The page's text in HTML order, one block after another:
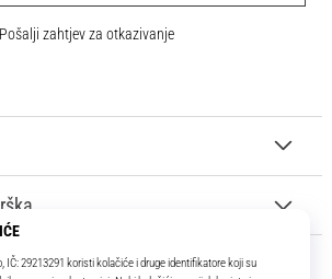
Pošalji zahtjev za otkazivanje